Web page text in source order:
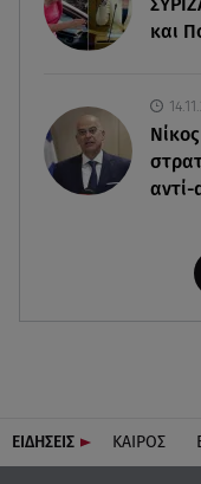
και
ΕΙΔΗΣΕΙΣ ΚΑΙΡΟΣ